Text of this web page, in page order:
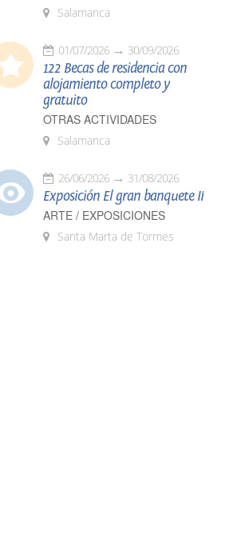
Salamanca
01/07/2026 30/09/2026
122 Becas de residencia con
alojamiento completo y
gratuito
OTRAS ACTIVIDADES
Salamanca
26/06/2026 31/08/2026
Exposición El gran banquete II
ARTE / EXPOSICIONES
Santa Marta de Tormes